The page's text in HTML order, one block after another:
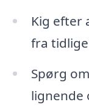
Kig efter
fra
Spørg
lignende